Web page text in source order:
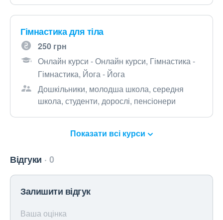
Гімнастика для тіла
250 грн
Онлайн курси - Онлайн курси, Гімнастика -
Гімнастика, Йога - Йога
Дошкільники, молодша школа, середня
школа, студенти, дорослі, пенсіонери
Показати всі курси
Відгуки 0
Залишити відгук
Ваша оцінка